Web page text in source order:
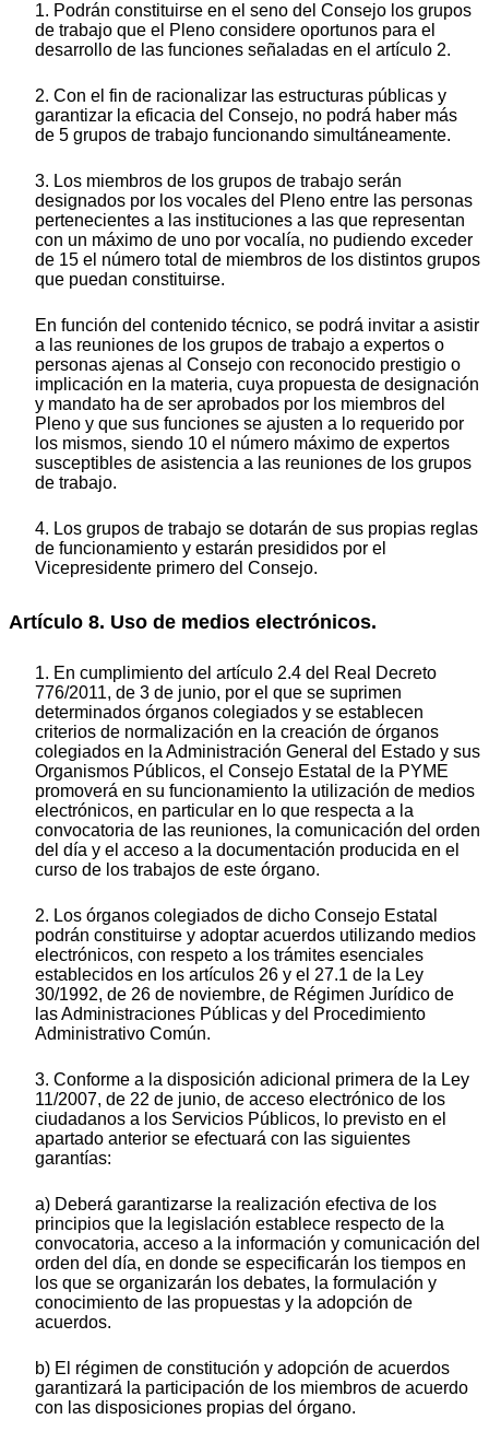
1. Podrán constituirse en el seno del Consejo los grupos
de trabajo que el Pleno considere oportunos para el
desarrollo de las funciones señaladas en el artículo 2.
2. Con el fin de racionalizar las estructuras públicas y
garantizar la eficacia del Consejo, no podrá haber más
de 5 grupos de trabajo funcionando simultáneamente.
3. Los miembros de los grupos de trabajo serán
designados por los vocales del Pleno entre las personas
pertenecientes a las instituciones a las que representan
con un máximo de uno por vocalía, no pudiendo exceder
de 15 el número total de miembros de los distintos grupos
que puedan constituirse.
En función del contenido técnico, se podrá invitar a asistir
a las reuniones de los grupos de trabajo a expertos o
personas ajenas al Consejo con reconocido prestigio o
implicación en la materia, cuya propuesta de designación
y mandato ha de ser aprobados por los miembros del
Pleno y que sus funciones se ajusten a lo requerido por
los mismos, siendo 10 el número máximo de expertos
susceptibles de asistencia a las reuniones de los grupos
de trabajo.
4. Los grupos de trabajo se dotarán de sus propias reglas
de funcionamiento y estarán presididos por el
Vicepresidente primero del Consejo.
Artículo 8. Uso de medios electrónicos.
1. En cumplimiento del artículo 2.4 del Real Decreto
776/2011, de 3 de junio, por el que se suprimen
determinados órganos colegiados y se establecen
criterios de normalización en la creación de órganos
colegiados en la Administración General del Estado y sus
Organismos Públicos, el Consejo Estatal de la PYME
promoverá en su funcionamiento la utilización de medios
electrónicos, en particular en lo que respecta a la
convocatoria de las reuniones, la comunicación del orden
del día y el acceso a la documentación producida en el
curso de los trabajos de este órgano.
2. Los órganos colegiados de dicho Consejo Estatal
podrán constituirse y adoptar acuerdos utilizando medios
electrónicos, con respeto a los trámites esenciales
establecidos en los artículos 26 y el 27.1 de la Ley
30/1992, de 26 de noviembre, de Régimen Jurídico de
las Administraciones Públicas y del Procedimiento
Administrativo Común.
3. Conforme a la disposición adicional primera de la Ley
11/2007, de 22 de junio, de acceso electrónico de los
ciudadanos a los Servicios Públicos, lo previsto en el
apartado anterior se efectuará con las siguientes
garantías:
a) Deberá garantizarse la realización efectiva de los
principios que la legislación establece respecto de la
convocatoria, acceso a la información y comunicación del
orden del día, en donde se especificarán los tiempos en
los que se organizarán los debates, la formulación y
conocimiento de las propuestas y la adopción de
acuerdos.
b) El régimen de constitución y adopción de acuerdos
garantizará la participación de los miembros de acuerdo
con las disposiciones propias del órgano.